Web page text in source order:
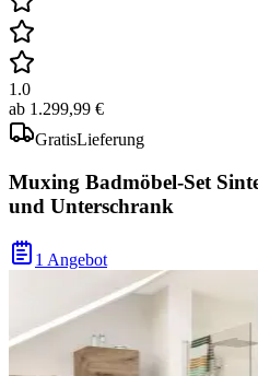
1.0
ab 1.299,99 €
GratisLieferung
Muxing Badmöbel-Set
und Unterschrank
1 Angebot